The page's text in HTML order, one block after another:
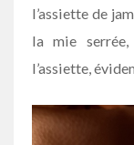
l’assiette de
la mie
l’assiette,